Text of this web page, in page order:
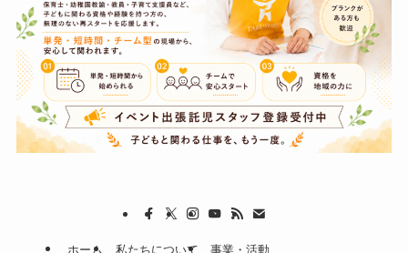
ホーム 私たちについて 事業・活動